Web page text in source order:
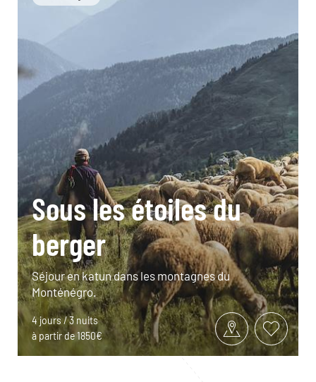
Sous les étoiles du
berger
Séjour en katun dans les montagnes du
Monténégro.
4 jours / 3 nuits
à partir de 1850€